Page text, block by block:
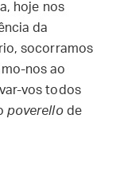
hoje nos
da
socorramos
nos ao
vos todos
poverellode